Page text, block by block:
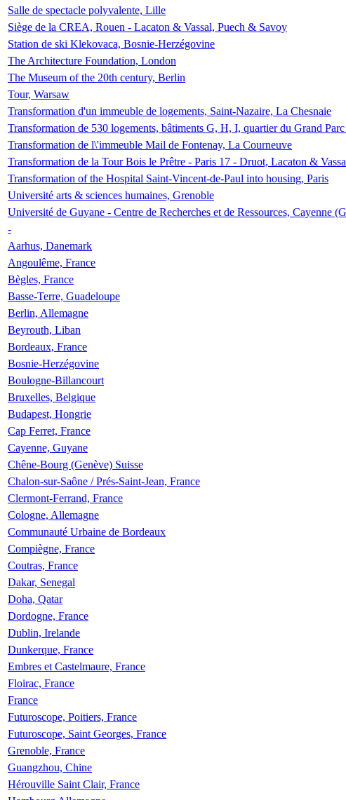
Salle de spectacle polyvalente, Lille
Siège de la CREA, Rouen - Lacaton & Vassal, Puech & Savoy
Station de ski Klekovaca, Bosnie-Herzégovine
The Architecture Foundation, London
The Museum of the 20th century, Berlin
Tour, Warsaw
Transformation d'un immeuble de logements, Saint-Nazaire, La Chesnaie
Transformation de 530 logements, bâtiments G, H, I, quartier du Grand
Transformation de l\'immeuble Mail de Fontenay, La Courneuve
Transformation de la Tour Bois le Prêtre - Paris 17 - Druot, Lacaton &
Transformation of the Hospital Saint-Vincent-de-Paul into housing, Paris
Université arts & sciences humaines, Grenoble
Université de Guyane - Centre de Recherches et de Ressources, Cayenne
-
Aarhus, Danemark
Angoulême, France
Bègles, France
Basse-Terre, Guadeloupe
Berlin, Allemagne
Beyrouth, Liban
Bordeaux, France
Bosnie-Herzégovine
Boulogne-Billancourt
Bruxelles, Belgique
Budapest, Hongrie
Cap Ferret, France
Cayenne, Guyane
Chêne-Bourg (Genève) Suisse
Chalon-sur-Saône / Prés-Saint-Jean, France
Clermont-Ferrand, France
Cologne, Allemagne
Communauté Urbaine de Bordeaux
Compiègne, France
Coutras, France
Dakar, Senegal
Doha, Qatar
Dordogne, France
Dublin, Irelande
Dunkerque, France
Embres et Castelmaure, France
Floirac, France
France
Futuroscope, Poitiers, France
Futuroscope, Saint Georges, France
Grenoble, France
Guangzhou, Chine
Hérouville Saint Clair, France